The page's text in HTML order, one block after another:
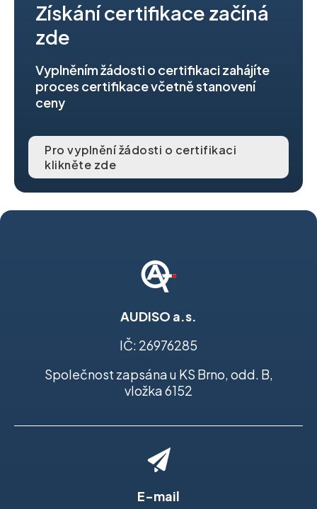
Získání certifikace začíná
zde
Vyplněním žádosti o certifikaci zahájíte
proces certifikace včetně stanovení
ceny
Pro vyplnění žádosti o certifikaci
klikněte zde
AUDISO a.s.
IČ: 26976285
Společnost zapsána u KS Brno, odd. B,
vložka 6152
E-mail